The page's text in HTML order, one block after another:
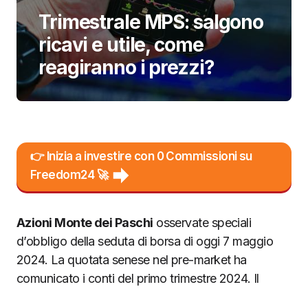
Trimestrale MPS: salgono
ricavi e utile, come
reagiranno i prezzi?
👉 Inizia a investire con 0 Commissioni su
Freedom24 🚀
Azioni Monte dei Paschi osservate speciali
d’obbligo della seduta di borsa di oggi 7 maggio
2024. La quotata senese nel pre-market ha
comunicato i conti del primo trimestre 2024. Il